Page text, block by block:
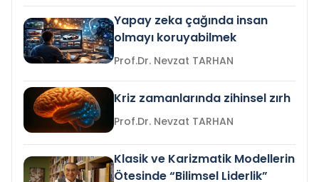
Yapay zeka çağında insan
olmayı koruyabilmek
Prof.Dr. Nevzat TARHAN
Kriz zamanlarında zihinsel zırh
Prof.Dr. Nevzat TARHAN
Klasik ve Karizmatik Modellerin
Ötesinde “Bilimsel Liderlik”